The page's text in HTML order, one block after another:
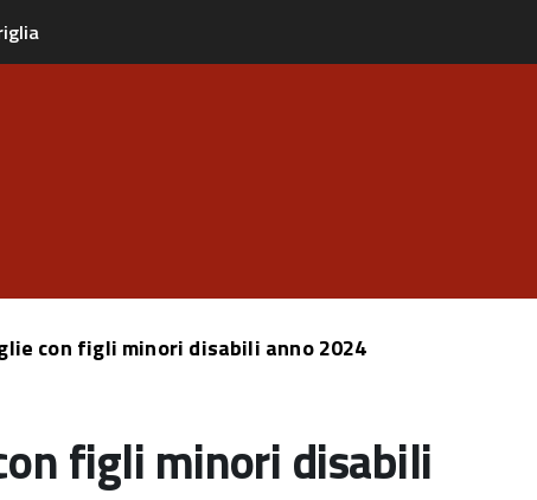
con figli minori disabili anno 2024
figli minori disabili